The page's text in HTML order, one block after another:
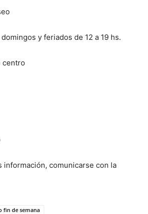
y feriados de 12 a 19 hs.
centro
información, comunicarse con la
fin de semana